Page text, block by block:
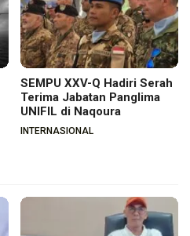
SEMPU XXV-Q Hadiri Serah
Terima Jabatan Panglima
UNIFIL di Naqoura
INTERNASIONAL